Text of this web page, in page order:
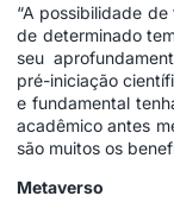
“A possibilidade
de determinado
seu
pré-iniciação
e fundamental
acadêmico antes
são muitos os
Metaverso